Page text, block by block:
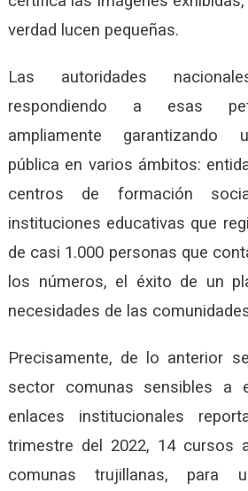
verdad lucen pequeñas.
Las autoridades
respondiendo a esas
ampliamente garantizando
pública en varios ámbitos:
centros de formación
instituciones educativas que
de casi 1.000 personas que
los números, el éxito de un
necesidades de las
Precisamente, de lo anterior
sector comunas sensibles a
enlaces institucionales
trimestre del 2022, 14 cursos
comunas trujillanas,